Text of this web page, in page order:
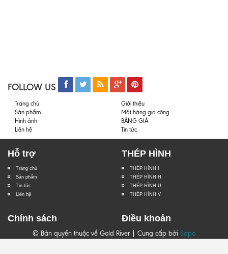
FOLLOW US
Trang chủ
Giới thiệu
Sản phẩm
Mặt hàng gia công
Hình ảnh
BẢNG GIÁ
Liên hệ
Tin tức
Hỗ trợ
Trang chủ
Sản phẩm
Tin tức
Liên hệ
THÉP HÌNH
THÉP HÌNH I
THÉP HÌNH H
THÉP HÌNH U
THÉP HÌNH V
Chính sách Điều khoản
© Bản quyền thuộc về Gold River | Cung cấp bởi Sapo